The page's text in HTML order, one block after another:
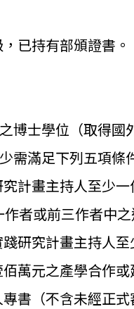
已持有部頒證書。
博士學位（取得國
需滿足下列五項條
計畫主持人至少
者或前三作者中
研究計畫主持人
萬元之產學合作
書（不含未經正